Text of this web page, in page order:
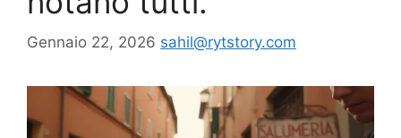
Gennaio 22, 2026 sahil@rytstory.com